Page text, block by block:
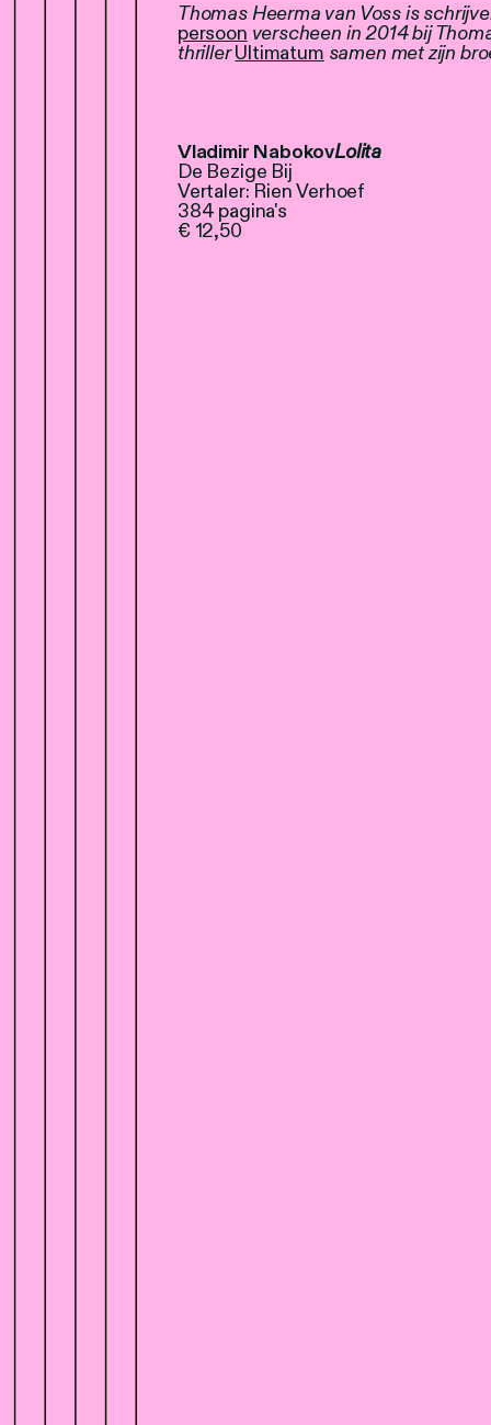
Thomas Heerma van Voss is
persoon verscheen in 2014 bij
thrillerUltimatum samen met zijn
Vladimir NabokovLolita
De Bezige Bij
Vertaler: Rien Verhoef
384 pagina's
€ 12,50